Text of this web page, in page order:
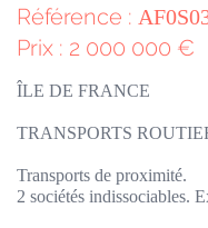
Référence :
Prix : 2 000 000 €
ÎLE DE FRANCE
TRANSPORTS
Transports de proximité.
2 sociétés indissociables.